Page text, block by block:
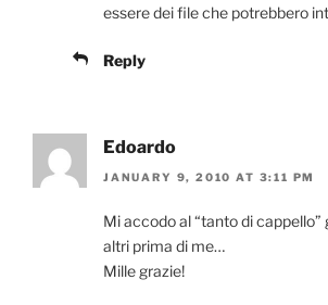
essere dei file che potrebbero
Reply
Edoardo
JANUARY 9, 2010 AT 3:11 PM
Mi accodo al “tanto di cappello”
altri prima di me…
Mille grazie!